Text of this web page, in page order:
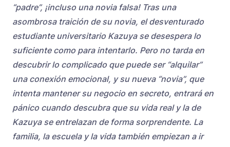
“padre”, ¡incluso una novia falsa! Tras una
asombrosa traición de su novia, el desventurado
estudiante universitario Kazuya se desespera lo
suficiente como para intentarlo. Pero no tarda en
descubrir lo complicado que puede ser “alquilar”
una conexión emocional, y su nueva “novia”, que
intenta mantener su negocio en secreto, entrará en
pánico cuando descubra que su vida real y la de
Kazuya se entrelazan de forma sorprendente. La
familia, la escuela y la vida también empiezan a ir